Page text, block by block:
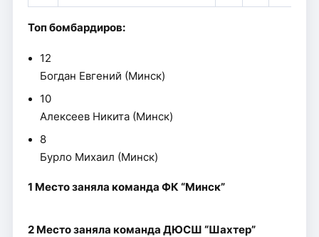
Топ бомбардиров:
12
Богдан Евгений (Минск)
10
Алексеев Никита (Минск)
8
Бурло Михаил (Минск)
1 Место заняла команда ФК “Минск”
2 Место заняла команда ДЮСШ “Шахтер”